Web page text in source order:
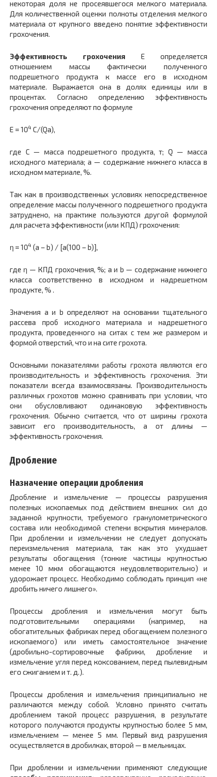
некоторая доля не просеявшегося мелкого материала.
Для количественной оценки полноты отделения мелкого
материала от крупного введено понятие эффективности
грохочения.
Эффективность грохочения Е определяется
отношением массы фактически полученного
подрешетного продукта к массе его в исходном
материале. Выражается она в долях единицы или в
процентах. Согласно определению эффективность
грохочения определяют по формуле
E = 104 C/(Qa),
где С — масса подрешетного продукта, т; Q — масса
исходного материала; а — содержание нижнего класса в
исходном материале, %.
Так как в производственных условиях непосредственное
определение массы полученного подрешетного продукта
затруднено, на практике пользуются другой формулой
для расчета эффективности (или КПД) грохочения:
η = 104 (a – b) / [a(100 – b)],
где η — КПД грохочения, %; а и b — содержание нижнего
класса соответственно в исходном и надрешетном
продукте, % .
Значения а и b определяют на основании тщательного
рассева проб исходного материала и надрешетного
продукта, проведенного на ситах с тем же размером и
формой отверстий, что и на сите грохота.
Основными показателями работы грохота являются его
производительность и эффективность грохочения. Эти
показатели всегда взаимосвязаны. Производительность
различных грохотов можно сравнивать при условии, что
они обусловливают одинаковую эффективность
грохочения. Обычно считается, что от ширины грохота
зависит его производительность, а от длины —
эффективность грохочения.
Дробление
Назначение операции дробления
Дробление и измельчение — процессы разрушения
полезных ископаемых под действием внешних сил до
заданной крупности, требуемого гранулометрического
состава или необходимой степени вскрытия минералов.
При дроблении и измельчении не следует допускать
переизмельчения материала, так как это ухудшает
результаты обогащения (тонкие частицы крупностью
менее 10 мкм обогащаются неудовлетворительно) и
удорожает процесс. Необходимо соблюдать принцип «не
дробить ничего лишнего».
Процессы дробления и измельчения могут быть
подготовительными операциями (например, на
обогатительных фабриках перед обогащением полезного
ископаемого) или иметь самостоятельное значение
(дробильно-сортировочные фабрики, дробление и
измельчение угля перед коксованием, перед пылевидным
его сжиганием и т. д.).
Процессы дробления и измельчения принципиально не
различаются между собой. Условно принято считать
дроблением такой процесс разрушения, в результате
которого получаются продукты крупностью более 5 мм,
измельчением — менее 5 мм. Первый вид разрушения
осуществляется в дробилках, второй — в мельницах.
При дроблении и измельчении применяют следующие